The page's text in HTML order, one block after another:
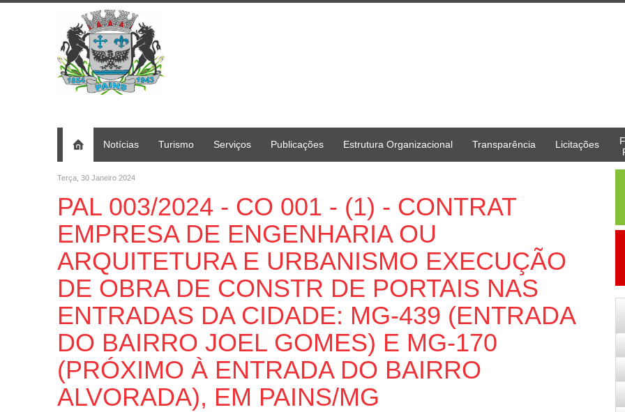
Notícias Turismo Serviços Publicações Estrutura Organizacional Transparência Licitações
Terça, 30 Janeiro 2024
PAL 003/2024 - CO 001 - (1) - CONTRAT
EMPRESA DE ENGENHARIA OU
ARQUITETURA E URBANISMO EXECUÇÃO
DE OBRA DE CONSTR DE PORTAIS NAS
ENTRADAS DA CIDADE: MG-439 (ENTRADA
DO BAIRRO JOEL GOMES) E MG-170
(PRÓXIMO À ENTRADA DO BAIRRO
ALVORADA), EM PAINS/MG